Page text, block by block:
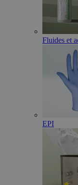
Fluides et
EPI